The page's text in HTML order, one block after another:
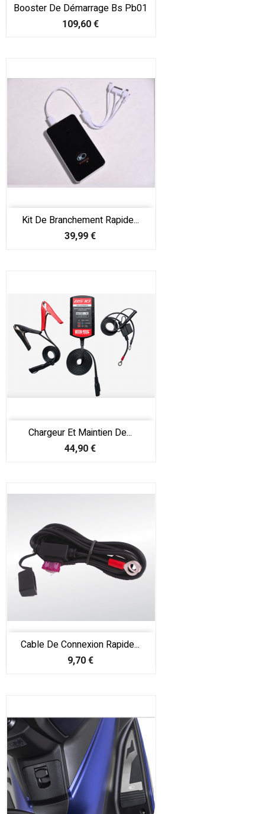
Booster De Démarrage Bs Pb01
Prix
109,60 €
Kit De Branchement Rapide...
Prix
39,99 €
Chargeur Et Maintien De...
Prix
44,90 €
Cable De Connexion Rapide...
Prix
9,70 €